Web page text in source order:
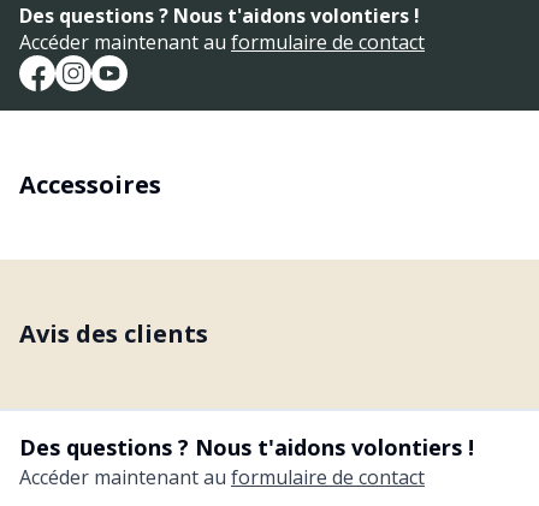
Des questions ? Nous t'aidons volontiers !
Accéder maintenant au formulaire de contact
Accessoires
Avis des clients
Des questions ? Nous t'aidons volontiers !
Accéder maintenant au formulaire de contact